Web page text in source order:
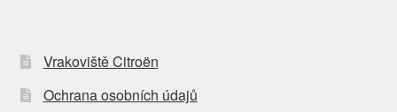
Vrakoviště Citroën
Ochrana osobních údajů